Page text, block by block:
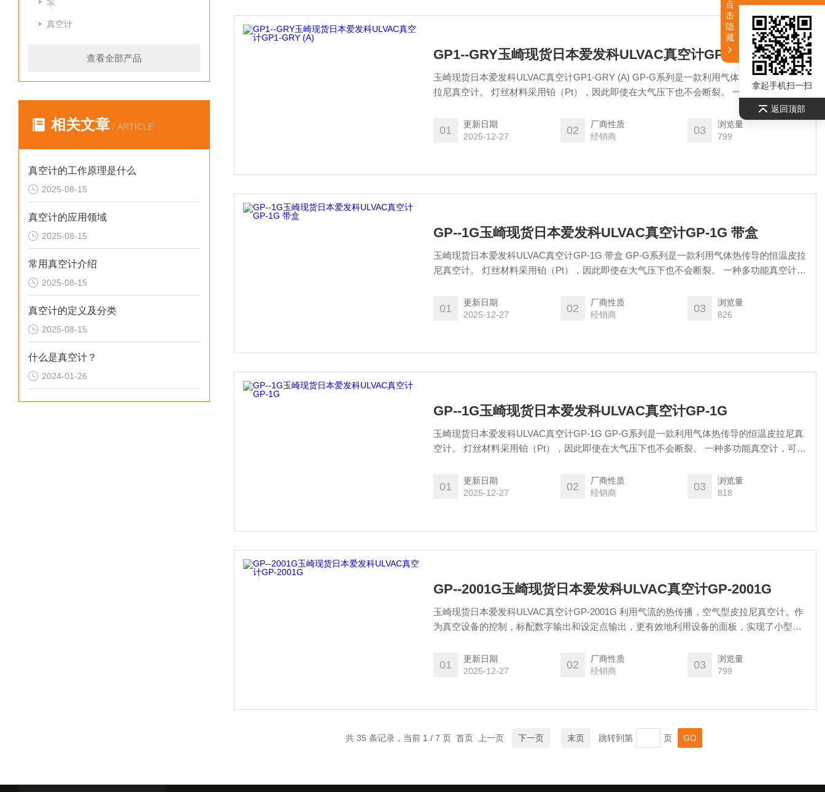
真空计
查看全部产品
相关文章 / ARTICLE
真空计的工作原理是什么
2025-08-15
真空计的应用领域
2025-08-15
常用真空计介绍
2025-08-15
真空计的定义及分类
2025-08-15
什么是真空计？
2024-01-26
GP1--GRY玉崎现货日本爱发科ULVAC真空计GP1-GRY (A)
玉崎现货日本爱发科ULVAC真空计GP1-GRY (A) GP-G系列是一款利用气体热传导的恒温皮
拉尼真空计。 灯丝材料采用铂（Pt），因此即使在大气压下也不会断裂。 一种多功能真空
计，可轻松测量低真空区域的压力。 此外，通过设定点，它可用于控制各种联锁和排气顺
01
更新日期
2025-12-27
02
厂商性质
经销商
03
浏览量
799
GP--1G玉崎现货日本爱发科ULVAC真空计GP-1G 带盒
玉崎现货日本爱发科ULVAC真空计GP-1G 带盒 GP-G系列是一款利用气体热传导的恒温皮拉
尼真空计。 灯丝材料采用铂（Pt），因此即使在大气压下也不会断裂。 一种多功能真空计，
01
更新日期
2025-12-27
02
厂商性质
经销商
03
浏览量
826
GP--1G玉崎现货日本爱发科ULVAC真空计GP-1G
玉崎现货日本爱发科ULVAC真空计GP-1G GP-G系列是一款利用气体热传导的恒温皮拉尼真
空计。 灯丝材料采用铂（Pt），因此即使在大气压下也不会断裂。 一种多功能真空计，可轻
01
更新日期
2025-12-27
02
厂商性质
经销商
03
浏览量
818
GP--2001G玉崎现货日本爱发科ULVAC真空计GP-2001G
玉崎现货日本爱发科ULVAC真空计GP-2001G 利用气流的热传播，空气型皮拉尼真空计。作
为真空设备的控制，标配数字输出和设定点输出，更有效地利用设备的面板，实现了小型
01
更新日期
2025-12-27
02
厂商性质
经销商
03
浏览量
799
共 35 条记录，当前 1 / 7 页 首页 上一页 下一页 末页 跳转到第 页
拿起手机扫一扫
返回顶部
点
击
隐
藏